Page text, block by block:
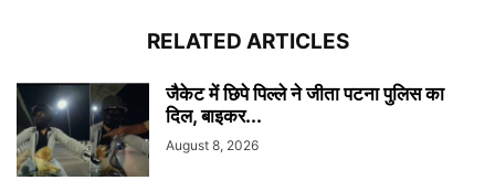
RELATED ARTICLES
जैकेट में छिपे पिल्ले ने जीता पटना पुलिस का
दिल, बाइकर...
August 8, 2026